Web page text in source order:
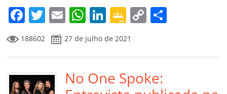
m
F
a
c
e
b
T
w
itt
er
E
m
ai
l
W
h
at
s
A
Li
n
k
e
dI
G
o
o
gl
e
C
y
Li
p
188602 27 de julho de 2021
No One Spoke: